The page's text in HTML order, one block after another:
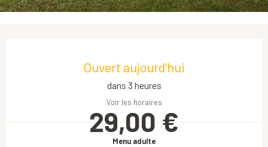
Ouvert aujourd'hui
dans 3 heures
Voir les horaires
29,00 €
Menu adulte